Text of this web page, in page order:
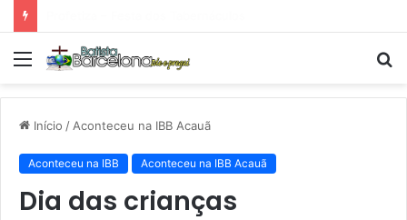
Menu
Início / Aconteceu na IBB Acauã
Aconteceu na IBB Aconteceu na IBB Acauã
Dia das crianças